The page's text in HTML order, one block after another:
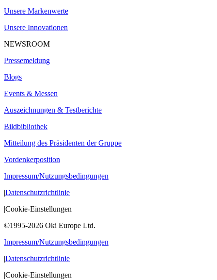
Unsere Markenwerte
Unsere Innovationen
NEWSROOM
Pressemeldung
Blogs
Events & Messen
Auszeichnungen & Testberichte
Bildbibliothek
Mitteilung des Präsidenten der Gruppe
Vordenkerposition
Impressum/Nutzungsbedingungen
|Datenschutzrichtlinie
|Cookie-Einstellungen
©1995-2026 Oki Europe Ltd.
Impressum/Nutzungsbedingungen
|Datenschutzrichtlinie
|Cookie-Einstellungen